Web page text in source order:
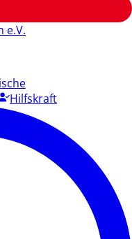
e.V.
Hilfskraft